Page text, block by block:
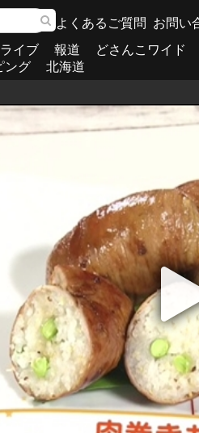
よくあるご質問 お問い
イブ 報道 どさんこワイド
ング 北海道